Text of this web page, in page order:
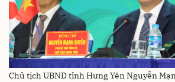
Chủ tịch UBND tỉnh Hưng Yên Nguyễn